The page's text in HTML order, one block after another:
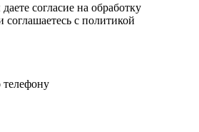
согласие на обработку
c политикой